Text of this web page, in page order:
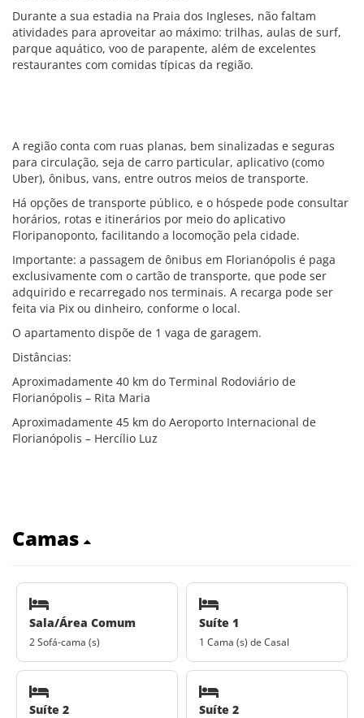
Durante a sua estadia na Praia dos Ingleses, não faltam
atividades para aproveitar ao máximo: trilhas, aulas de surf,
parque aquático, voo de parapente, além de excelentes
restaurantes com comidas típicas da região.
A região conta com ruas planas, bem sinalizadas e seguras
para circulação, seja de carro particular, aplicativo (como
Uber), ônibus, vans, entre outros meios de transporte.
Há opções de transporte público, e o hóspede pode consultar
horários, rotas e itinerários por meio do aplicativo
Floripanoponto, facilitando a locomoção pela cidade.
Importante: a passagem de ônibus em Florianópolis é paga
exclusivamente com o cartão de transporte, que pode ser
adquirido e recarregado nos terminais. A recarga pode ser
feita via Pix ou dinheiro, conforme o local.
O apartamento dispõe de 1 vaga de garagem.
Distâncias:
Aproximadamente 40 km do Terminal Rodoviário de
Florianópolis – Rita Maria
Aproximadamente 45 km do Aeroporto Internacional de
Florianópolis – Hercílio Luz
Camas
Sala/Área Comum
2 Sofá-cama (s)
Suíte 1
1 Cama (s) de Casal
Suíte 2 Suíte 2